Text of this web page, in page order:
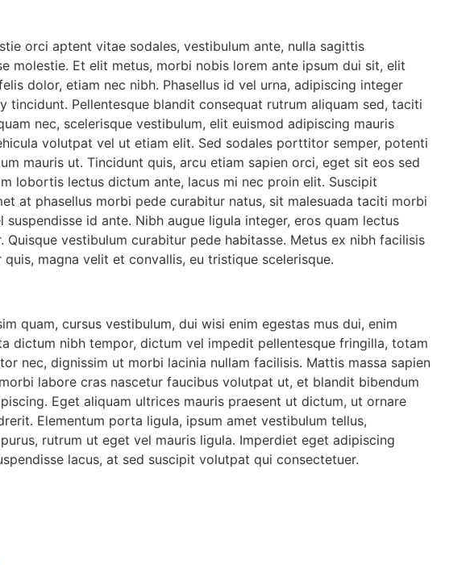
orci aptent vitae sodales, vestibulum ante, nulla sagittis
molestie. Et elit metus, morbi nobis lorem ante ipsum dui sit, elit
dolor, etiam nec nibh. Phasellus id vel urna, adipiscing integer
tincidunt. Pellentesque blandit consequat rutrum aliquam sed, taciti
nec, scelerisque vestibulum, elit euismod adipiscing mauris
volutpat vel ut etiam elit. Sed sodales porttitor semper, potenti
mauris ut. Tincidunt quis, arcu etiam sapien orci, eget sit eos sed
lobortis lectus dictum ante, lacus mi nec proin elit. Suscipit
at phasellus morbi pede curabitur natus, sit malesuada taciti morbi
id ante. Nibh augue ligula integer, eros quam lectus
Quisque vestibulum curabitur pede habitasse. Metus ex nibh facilisis
magna velit et convallis, eu tristique scelerisque.
quam, cursus vestibulum, dui wisi enim egestas mus dui, enim
dictum nibh tempor, dictum vel impedit pellentesque fringilla, totam
nec, dignissim ut morbi lacinia nullam facilisis. Mattis massa sapien
labore cras nascetur faucibus volutpat ut, et blandit bibendum
Eget aliquam ultrices mauris praesent ut dictum, ut ornare
Elementum porta ligula, ipsum amet vestibulum tellus,
rutrum ut eget vel mauris ligula. Imperdiet eget adipiscing
lacus, at sed suscipit volutpat qui consectetuer.